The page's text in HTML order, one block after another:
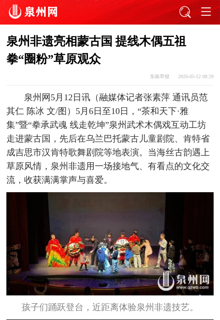
泉州非遗亮相蒙古国 提线木偶五祖
拳“圈粉”草原观众
东南早报 2026-05-12 08:29
泉州网5月12日讯（融媒体记者张素萍 通讯员范
其仁 陈冰 文/图）5月6日至10日，“茶和天下·雅
集”暨“拳承武魂 线走乾坤”泉州武术木偶戏互动工坊
走进蒙古国，先后在乌兰巴托蒙古儿童剧院、肯特省
成吉思市汉肯特歌舞剧院等地表演。当海丝古韵遇上
草原风情，泉州非遗用一场接地气、有看点的文化交
流，收获满满掌声与喜爱。
孩子们踊跃登台，近距离体验泉州非遗技艺。